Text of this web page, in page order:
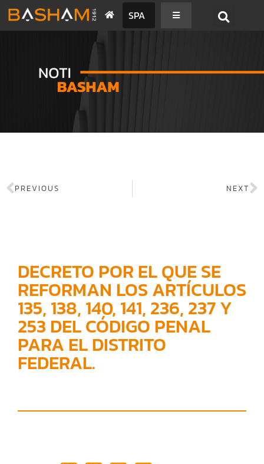
SPA
PREVIOUS NEXT
DECRETO POR EL QUE SE
REFORMAN LOS ARTÍCULOS
135, 138, 140, 141, 236, 237 Y
253 DEL CÓDIGO PENAL
PARA EL DISTRITO
FEDERAL.